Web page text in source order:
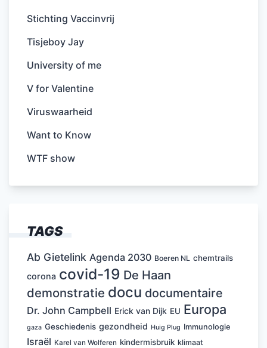
Stichting Vaccinvrij
Tisjeboy Jay
University of me
V for Valentine
Viruswaarheid
Want to Know
WTF show
TAGS
Ab Gietelink Agenda 2030 Boeren NL chemtrails
corona covid-19 De Haan
demonstratie docu documentaire
Dr. John Campbell Erick van Dijk EU Europa
gaza Geschiedenis gezondheid Huig Plug Immunologie
Israël Karel van Wolferen kindermisbruik klimaat